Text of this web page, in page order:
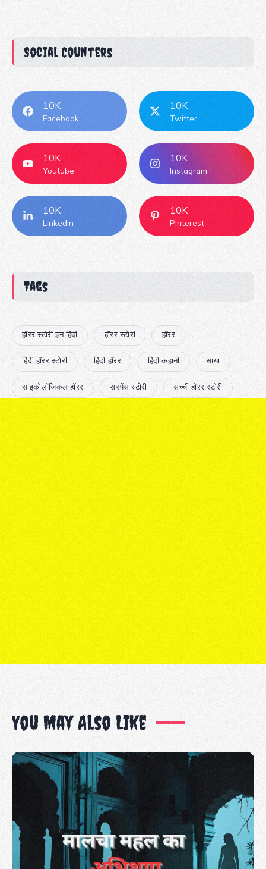
Social Counters
10K
Facebook
10K
Twitter
10K
Youtube
10K
Instagram
10K
Linkedin
10K
Pinterest
Tags
हॉरर स्टोरी इन हिंदी हॉरर स्टोरी हॉरर
हिंदी हॉरर स्टोरी हिंदी हॉरर हिंदी कहानी साया
साइकोलॉजिकल हॉरर सस्पेंस स्टोरी सच्ची हॉरर स्टोरी
You May Also Like